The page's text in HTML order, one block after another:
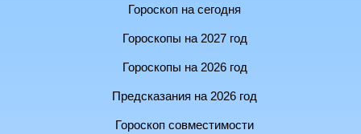
Гороскоп на сегодня
Гороскопы на 2027 год
Гороскопы на 2026 год
Предсказания на 2026 год
Гороскоп совместимости